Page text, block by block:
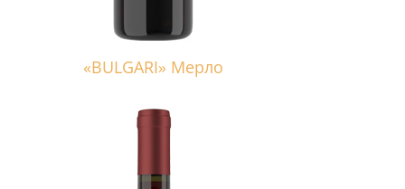
«BULGARI» Мерло